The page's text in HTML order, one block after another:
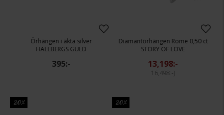
Örhängen i äkta silver
HALLBERGS GULD
395:-
Diamantörhängen Rome 0,50 ct
STORY OF LOVE
13,198:-
16,498:-
20% 20%